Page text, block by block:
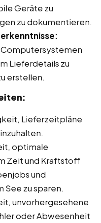
Geräte zu
zu dokumentieren.
Lieferdetails zu
erstellen.
Lieferzeitpläne
optimale
Zeit und Kraftstoff
und
See zu sparen.
unvorhergesehene
oder Abwesenheit